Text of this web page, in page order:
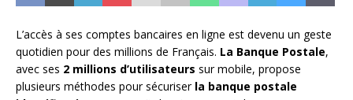
L’accès à ses comptes bancaires en ligne est devenu un geste
quotidien pour des millions de Français. La Banque Postale,
avec ses 2 millions d’utilisateurs sur mobile, propose
plusieurs méthodes pour sécuriser la banque postale